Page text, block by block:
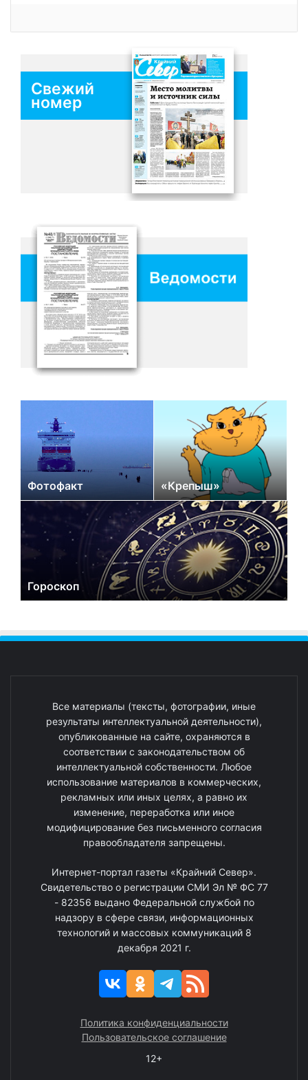
Свежий
номер
Фотофакт «Крепыш»
Гороскоп
Все материалы (тексты, фотографии, иные
результаты интеллектуальной деятельности),
опубликованные на сайте, охраняются в
соответствии с законодательством об
интеллектуальной собственности. Любое
использование материалов в коммерческих,
рекламных или иных целях, а равно их
изменение, переработка или иное
модифицирование без письменного согласия
правообладателя запрещены.
Интернет-портал газеты «Крайний Север».
Свидетельство о регистрации СМИ Эл № ФС 77
- 82356 выдано Федеральной службой по
надзору в сфере связи, информационных
технологий и массовых коммуникаций 8
декабря 2021 г.
Политика конфиденциальности
Пользовательское соглашение
12+